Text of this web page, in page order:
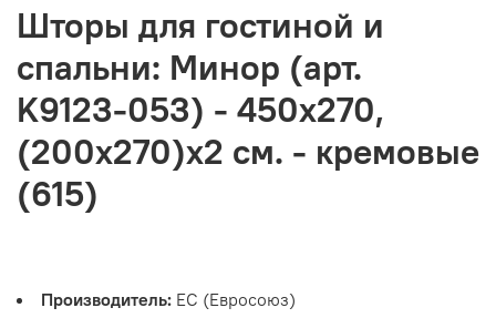
Шторы для гостиной и
спальни: Минор (арт.
K9123-053) - 450х270,
(200х270)х2 см. - кремовые
(615)
Производитель: ЕС (Евросоюз)